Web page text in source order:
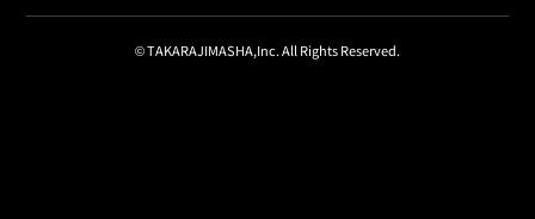
© TAKARAJIMASHA,Inc. All Rights Reserved.